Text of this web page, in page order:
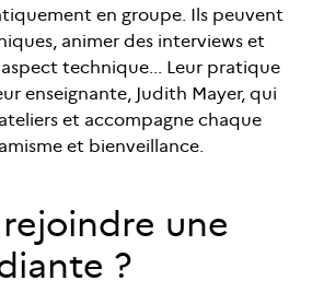
en groupe. Ils peuvent
animer des interviews et
technique... Leur pratique
enseignante, Judith Mayer, qui
et accompagne chaque
et bienveillance.
une
?